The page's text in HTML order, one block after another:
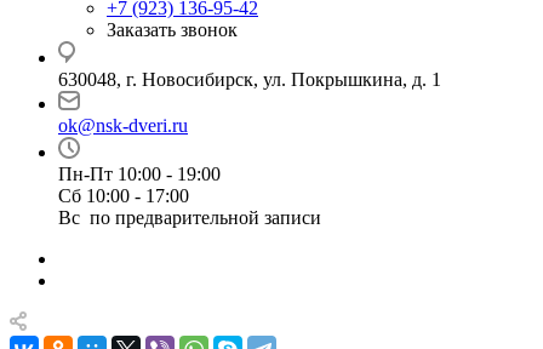
+7 (923) 136-95-42
Заказать звонок
630048, г. Новосибирск, ул. Покрышкина, д. 1
ok@nsk-dveri.ru
Пн-Пт 10:00 - 19:00
Сб 10:00 - 17:00
Вс по предварительной записи